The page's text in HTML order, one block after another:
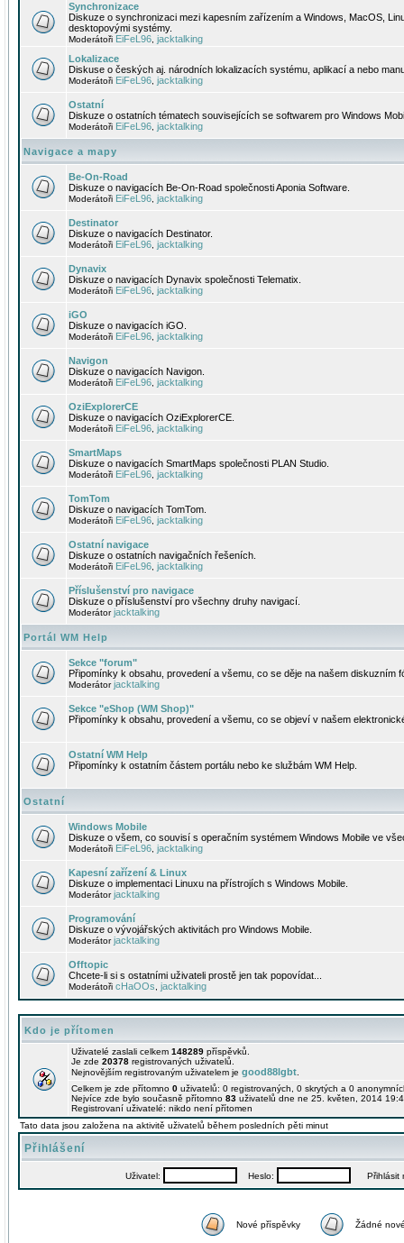
Synchronizace
Diskuze o synchronizaci mezi kapesním zařízením a Windows, MacOS,
desktopovými systémy.
Moderátoři EiFeL96 jacktalking
Lokalizace
Diskuse o českých aj. národních lokalizacích systému, aplikací a nebo
Moderátoři EiFeL96 jacktalking
Ostatní
Diskuze o ostatních tématech souvisejících se softwarem pro Windows
Moderátoři EiFeL96 jacktalking
Navigace a mapy
Be-On-Road
Diskuze o navigacích Be-On-Road společnosti Aponia Software.
Moderátoři EiFeL96 jacktalking
Destinator
Diskuze o navigacích Destinator.
Moderátoři EiFeL96 jacktalking
Dynavix
Diskuze o navigacích Dynavix společnosti Telematix.
Moderátoři EiFeL96 jacktalking
iGO
Diskuze o navigacích iGO.
Moderátoři EiFeL96 jacktalking
Navigon
Diskuze o navigacích Navigon.
Moderátoři EiFeL96 jacktalking
OziExplorerCE
Diskuze o navigacích OziExplorerCE.
Moderátoři EiFeL96 jacktalking
SmartMaps
Diskuze o navigacích SmartMaps společnosti PLAN Studio.
Moderátoři EiFeL96 jacktalking
TomTom
Diskuze o navigacích TomTom.
Moderátoři EiFeL96 jacktalking
Ostatní navigace
Diskuze o ostatních navigačních řešeních.
Moderátoři EiFeL96 jacktalking
Příslušenství pro navigace
Diskuze o příslušenství pro všechny druhy navigací.
Moderátorjacktalking
Portál WM Help
Sekce "forum"
Připomínky k obsahu, provedení a všemu, co se děje na našem diskuzním
Moderátorjacktalking
Sekce "eShop (WM Shop)"
Připomínky k obsahu, provedení a všemu, co se objeví v našem
Ostatní WM Help
Připomínky k ostatním částem portálu nebo ke službám WM Help.
Ostatní
Windows Mobile
Diskuze o všem, co souvisí s operačním systémem Windows Mobile ve
Moderátoři EiFeL96 jacktalking
Kapesní zařízení & Linux
Diskuze o implementaci Linuxu na přístrojích s Windows Mobile.
Moderátorjacktalking
Programování
Diskuze o vývojářských aktivitách pro Windows Mobile.
Moderátorjacktalking
Offtopic
Chcete-li si s ostatními uživateli prostě jen tak popovídat...
Moderátoři cHaOOs jacktalking
Kdo je přítomen
Uživatelé zaslali celkem 148289 příspěvků.
Je zde 20378 registrovaných uživatelů.
Nejnovějším registrovaným uživatelem je good88lgbt
Celkem je zde přítomno 0 uživatelů: 0 registrovaných, 0 skrytých a 0
Nejvíce zde bylo současně přítomno 83 uživatelů dne ne 25. květen, 2014
Registrovaní uživatelé: nikdo není přítomen
Tato data jsou založena na aktivitě uživatelů během posledních pěti minut
Přihlášení
Uživatel: Heslo: Přihlásit
Nové příspěvky Žádné